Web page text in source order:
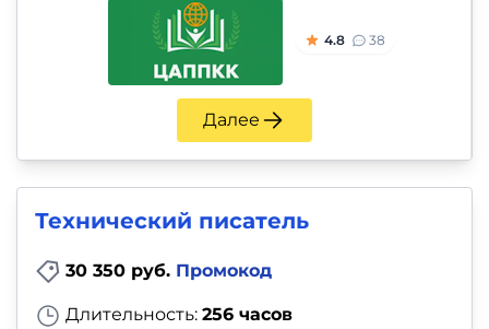
4.8 38
Далее
Технический писатель
30 350 руб. Промокод
Длительность: 256 часов